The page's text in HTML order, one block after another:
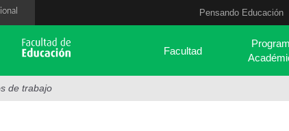
Pensando Educación
Facultad
de trabajo